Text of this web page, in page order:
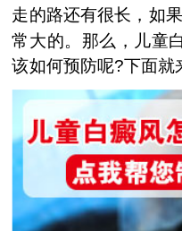
走的路还有很长，如
常大的。那么，儿童
该如何预防呢?下面就